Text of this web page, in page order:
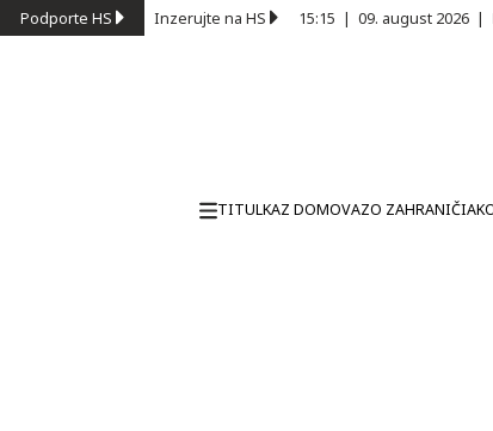
Podporte HS Inzerujte na HS 15:15 | 09. august 2026 |
TITULKAZ DOMOVAZO ZAHRANIČIA